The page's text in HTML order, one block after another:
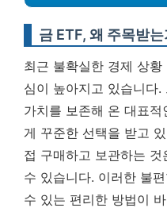
금 ETF, 왜 주목받는
최근 불확실한 경제 상
심이 높아지고 있습니다
가치를 보존해 온 대표
게 꾸준한 선택을 받고
접 구매하고 보관하는
수 있습니다. 이러한 불
수 있는 편리한 방법이